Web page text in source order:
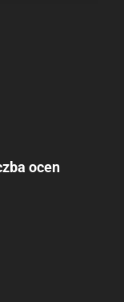
ocen